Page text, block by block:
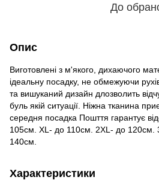
До
Опис
Виготовлені з м'якого, дихаючого
ідеальну посадку, не обмежуючи
та вишуканий дизайн длозволить
буль якій ситуації. Ніжна тканина
середня посадка Пошття гарантує
105см. XL- до 110см. 2XL- до 120см.
140см.
Характеристики